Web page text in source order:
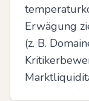
Erwägung
(z. B.